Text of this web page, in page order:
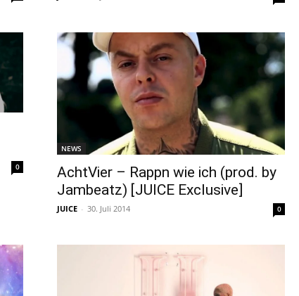
0
NEWS
AchtVier – Rappn wie ich (prod. by
Jambeatz) [JUICE Exclusive]
JUICE - 30. Juli 2014 0